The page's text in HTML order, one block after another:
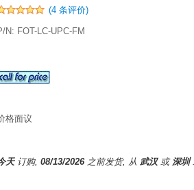
(4 条评价)
N: FOT-LC-UPC-FM
格面议
天订购, 08/13/2026之前发货, 从 武汉或 深圳